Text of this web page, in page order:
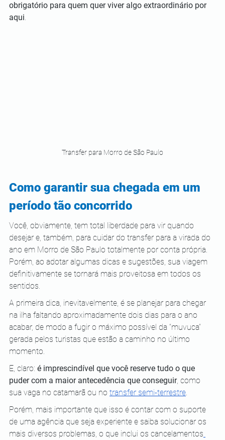
obrigatório para quem quer viver algo extraordinário por
aqui.
Transfer para Morro de São Paulo
Como garantir sua chegada em um
período tão concorrido
Você, obviamente, tem total liberdade para vir quando
desejar e, também, para cuidar do transfer para a virada do
ano em Morro de São Paulo totalmente por conta própria.
Porém, ao adotar algumas dicas e sugestões, sua viagem
definitivamente se tornará mais proveitosa em todos os
sentidos.
A primeira dica, inevitavelmente, é se planejar para chegar
na ilha faltando aproximadamente dois dias para o ano
acabar, de modo a fugir o máximo possível da “muvuca”
gerada pelos turistas que estão a caminho no último
momento.
E, claro: é imprescindível que você reserve tudo o que
puder com a maior antecedência que conseguir, como
sua vaga no catamarã ou no transfer semi-terrestre.
Porém, mais importante que isso é contar com o suporte
de uma agência que seja experiente e saiba solucionar os
mais diversos problemas, o que inclui os cancelamentos